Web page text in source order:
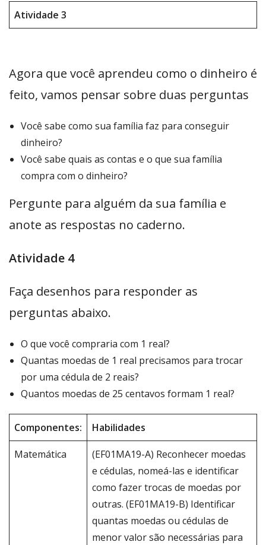
Atividade 3
Agora que você aprendeu como o dinheiro é
feito, vamos pensar sobre duas perguntas
Você sabe como sua família faz para conseguir
dinheiro?
Você sabe quais as contas e o que sua família
compra com o dinheiro?
Pergunte para alguém da sua família e
anote as respostas no caderno.
Atividade 4
Faça desenhos para responder as
perguntas abaixo.
O que você compraria com 1 real?
Quantas moedas de 1 real precisamos para trocar
por uma cédula de 2 reais?
Quantos moedas de 25 centavos formam 1 real?
Componentes: Habilidades
Matemática
(EF01MA19-A) Reconhecer moedas
e cédulas, nomeá-las e identificar
como fazer trocas de moedas por
outras. (EF01MA19-B) Identificar
quantas moedas ou cédulas de
menor valor são necessárias para